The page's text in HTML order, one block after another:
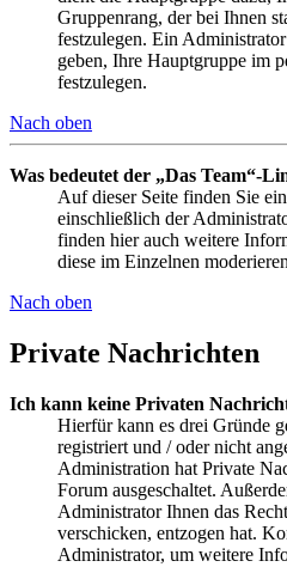
Gruppenrang, der bei Ihnen
festzulegen. Ein
geben, Ihre Hauptgruppe im
festzulegen.
Nach oben
Was bedeutet der „Das Team“-
Auf dieser Seite finden Sie
einschließlich der
finden hier auch weitere
diese im Einzelnen
Nach oben
Private Nachrichten
Ich kann keine Privaten
Hierfür kann es drei Gründe
registriert und / oder nicht
Administration hat Private
Forum ausgeschaltet.
Administrator Ihnen das
verschicken, entzogen hat.
Administrator, um weitere